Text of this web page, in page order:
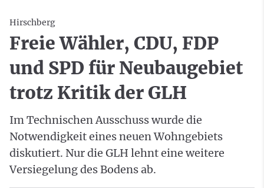
Hirschberg
Freie Wähler, CDU, FDP
und SPD für Neubaugebiet
trotz Kritik der GLH
Im Technischen Ausschuss wurde die
Notwendigkeit eines neuen Wohngebiets
diskutiert. Nur die GLH lehnt eine weitere
Versiegelung des Bodens ab.